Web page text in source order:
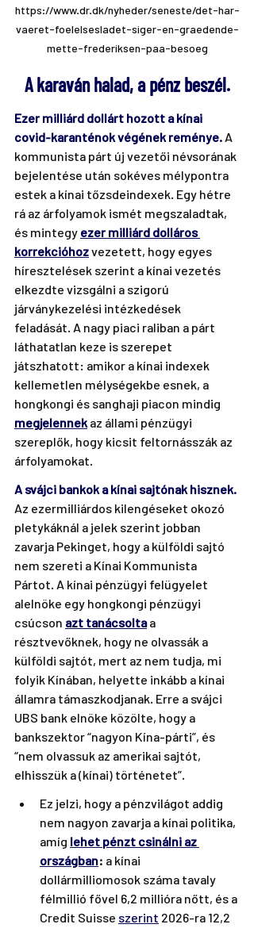
https://www.dr.dk/nyheder/seneste/det-har-
vaeret-foelelsesladet-siger-en-graedende-
mette-frederiksen-paa-besoeg
A karaván halad, a pénz beszél.
Ezer milliárd dollárt hozott a kínai
covid-karanténok végének reménye. A
kommunista párt új vezetői névsorának
bejelentése után sokéves mélypontra
estek a kínai tőzsdeindexek. Egy hétre
rá az árfolyamok ismét megszaladtak,
és mintegy ezer milliárd dolláros
korrekcióhozvezetett, hogy egyes
híresztelések szerint a kínai vezetés
elkezdte vizsgálni a szigorú
járványkezelési intézkedések
feladását. A nagy piaci raliban a párt
láthatatlan keze is szerepet
játszhatott: amikor a kínai indexek
kellemetlen mélységekbe esnek, a
hongkongi és sanghaji piacon mindig
megjelennek az állami pénzügyi
szereplők, hogy kicsit feltornásszák az
árfolyamokat.
A svájci bankok a kínai sajtónak hisznek.
Az ezermilliárdos kilengéseket okozó
pletykáknál a jelek szerint jobban
zavarja Pekinget, hogy a külföldi sajtó
nem szereti a Kínai Kommunista
Pártot. A kínai pénzügyi felügyelet
alelnöke egy hongkongi pénzügyi
csúcson azt tanácsolta a
résztvevőknek, hogy ne olvassák a
külföldi sajtót, mert az nem tudja, mi
folyik Kínában, helyette inkább a kínai
államra támaszkodjanak. Erre a svájci
UBS bank elnöke közölte, hogy a
bankszektor “nagyon Kína-párti”, és
“nem olvassuk az amerikai sajtót,
elhisszük a (kínai) történetet”.
Ez jelzi, hogy a pénzvilágot addig
nem nagyon zavarja a kínai politika,
amíg lehet pénzt csinálni az
országban: a kínai
dollármilliomosok száma tavaly
félmillió fővel 6,2 millióra nőtt, és a
Credit Suisse szerint 2026-ra 12,2